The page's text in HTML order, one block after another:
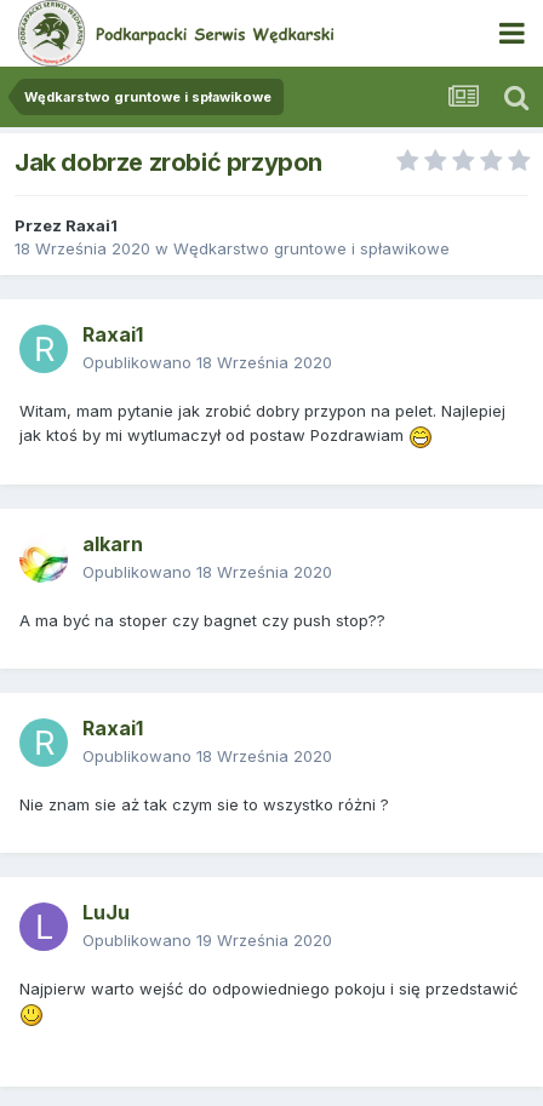
Wędkarstwo gruntowe i spławikowe
Jak dobrze zrobić przypon
Przez Raxai1
18 Września 2020 w Wędkarstwo gruntowe i spławikowe
Raxai1
Opublikowano 18 Września 2020
Witam, mam pytanie jak zrobić dobry przypon na pelet. Najlepiej
jak ktoś by mi wytlumaczył od postaw Pozdrawiam
alkarn
Opublikowano 18 Września 2020
A ma być na stoper czy bagnet czy push stop??
Raxai1
Opublikowano 18 Września 2020
Nie znam sie aż tak czym sie to wszystko różni ?
LuJu
Opublikowano 19 Września 2020
Najpierw warto wejść do odpowiedniego pokoju i się przedstawić